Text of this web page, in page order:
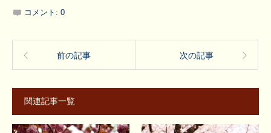
コメント: 0
前の記事 次の記事
関連記事一覧